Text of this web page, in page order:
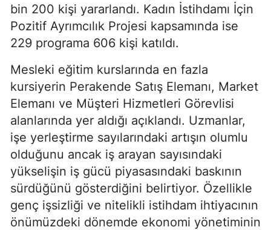
bin 200 kişi yararlandı. Kadın İstihdamı İçin
Pozitif Ayrımcılık Projesi kapsamında ise
229 programa 606 kişi katıldı.
Mesleki eğitim kurslarında en fazla
kursiyerin Perakende Satış Elemanı, Market
Elemanı ve Müşteri Hizmetleri Görevlisi
alanlarında yer aldığı açıklandı. Uzmanlar,
işe yerleştirme sayılarındaki artışın olumlu
olduğunu ancak iş arayan sayısındaki
yükselişin iş gücü piyasasındaki baskının
sürdüğünü gösterdiğini belirtiyor. Özellikle
genç işsizliği ve nitelikli istihdam ihtiyacının
önümüzdeki dönemde ekonomi yönetiminin